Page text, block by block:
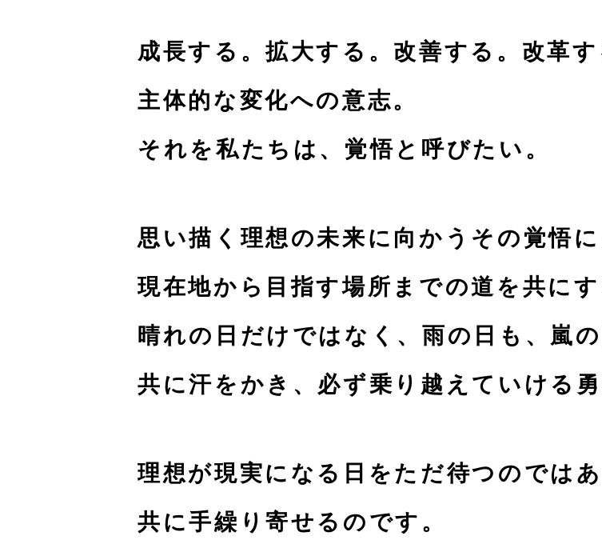
成長する。拡大する。改善する。改革す
主体的な変化への意志。
それを私たちは、覚悟と呼びたい。
思い描く理想の未来に向かうその覚悟
現在地から目指す場所までの道を共にす
晴れの日だけではなく、雨の日も、嵐の
共に汗をかき、 必ず乗り越えていける
理想が現実になる日をただ待つのではあ
共に手繰り寄せるのです。